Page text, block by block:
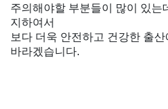
주의해야할 부분들이 많이 있는
지하여서
보다 더욱 안전하고 건강한 출
바라겠습니다.